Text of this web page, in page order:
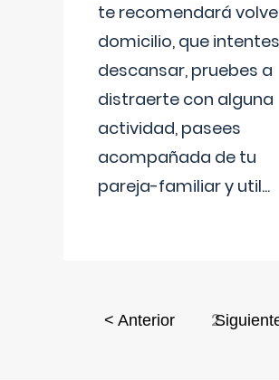
te recomendará
domicilio, que intentes
descansar, pruebes a
distraerte con alguna
actividad, pasees
acompañada de tu
pareja-familiar y util...
< Anterior 2